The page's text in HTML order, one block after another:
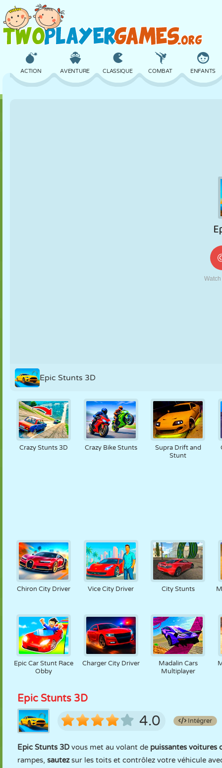
ACTION AVENTURE CLASSIQUE COMBAT ENFANTS
Epic Stunts 3D
Crazy Stunts 3D Crazy Bike Stunts
Supra Drift and
Stunt
Chiron City Driver Vice City Driver City Stunts
Epic Car Stunt Race
Obby
Charger City Driver
Madalin Cars
Multiplayer
Epic Stunts 3D
4.0 Intégrer
Epic Stunts 3D vous met au volant de puissantes voitures
rampes, sautezsur les toits et contrôlez votre véhicule